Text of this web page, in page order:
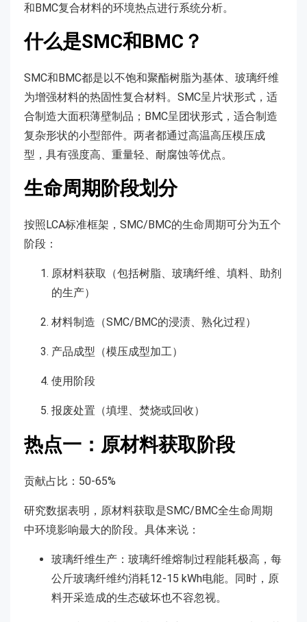
和BMC复合材料的环境热点进行系统分析。
什么是SMC和BMC？
SMC和BMC都是以不饱和聚酯树脂为基体、玻璃纤维
为增强材料的热固性复合材料。SMC呈片状形式，适
合制造大面积薄壁制品；BMC呈团状形式，适合制造
复杂形状的小型部件。两者都通过高温高压模压成
型，具有强度高、重量轻、耐腐蚀等优点。
生命周期阶段划分
按照LCA标准框架，SMC/BMC的生命周期可分为五个
阶段：
原材料获取（包括树脂、玻璃纤维、填料、助剂
的生产）
材料制造（SMC/BMC的浸渍、熟化过程）
产品成型（模压成型加工）
使用阶段
报废处置（填埋、焚烧或回收）
热点一：原材料获取阶段
贡献占比：50-65%
研究数据表明，原材料获取是SMC/BMC全生命周期
中环境影响最大的阶段。具体来说：
玻璃纤维生产：玻璃纤维熔制过程能耗极高，每
公斤玻璃纤维约消耗12-15 kWh电能。同时，原
料开采造成的生态破坏也不容忽视。